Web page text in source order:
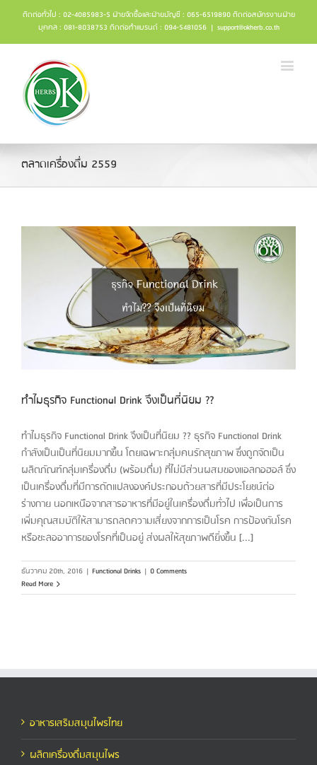
ติดต่อทั่วไป : 02-4085983-5 ฝ่ายจัดซื้อและฝ่ายบัญชี : 065-6519890 ติดต่อสมัครงานฝ่าย
บุคคล : 081-8038753 ติดต่อทำแบรนด์ : 094-5481056 | support@okherb.co.th
ตลาดเครื่องดื่ม 2559
ทำไมธุรกิจ Functional Drink จึงเป็นที่นิยม ??
ทำไมธุรกิจ Functional Drink จึงเป็นที่นิยม ?? ธุรกิจ Functional Drink
กำลังเป็นเป็นที่นิยมมากขึ้น โดยเฉพาะกลุ่มคนรักสุขภาพ ซึ่งถูกจัดเป็น
ผลิตภัณฑ์กลุ่มเครื่องดื่ม (พร้อมดื่ม) ที่ไม่มีส่วนผสมของแอลกอฮอล์ ซึ่ง
เป็นเครื่องดื่มที่มีการดัดแปลงองค์ประกอบด้วยสารที่มีประโยชน์ต่อ
ร่างกาย นอกเหนือจากสารอาหารที่มีอยู่ในเครื่องดื่มทั่วไป เพื่อเป็นการ
เพิ่มคุณสมบัติให้สามารถลดความเสี่ยงจากการเป็นโรค การป้องกันโรค
หรือชะลออาการของโรคที่เป็นอยู่ ส่งผลให้สุขภาพดียิ่งขึ้น [...]
ธันวาคม 20th, 2016 | Functional Drinks | 0 Comments
Read More
อาหารเสริมสมุนไพรไทย
ผลิตเครื่องดื่มสมุนไพร